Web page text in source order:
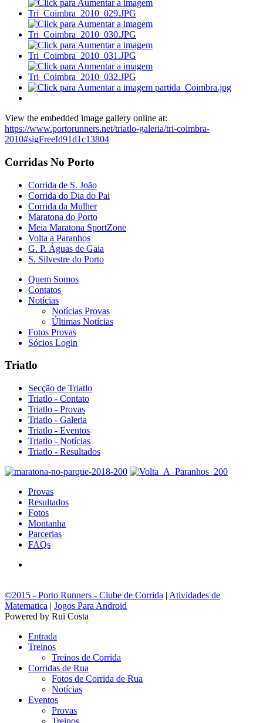
View the embedded image gallery online at:
https://www.portorunners.net/triatlo-galeria/tri-coimbra-
2010#sigFreeId91d1c13804
Corridas No Porto
Corrida de S. João
Corrida do Dia do Pai
Corrida da Mulher
Maratona do Porto
Meia Maratona SportZone
Volta a Paranhos
G. P. Águas de Gaia
S. Silvestre do Porto
Quem Somos
Contatos
Notícias
Notícias Provas
Últimas Notícias
Fotos Provas
Sócios Login
Triatlo
Secção de Triatlo
Triatlo - Contato
Triatlo - Provas
Triatlo - Galeria
Triatlo - Eventos
Triatlo - Notícias
Triatlo - Resultados
Provas
Resultados
Fotos
Montanha
Parcerias
FAQs
©2015 - Porto Runners - Clube de Corrida | Atividades de
Matematica | Jogos Para Android
Powered by Rui Costa
Entrada
Treinos
Treinos de Corrida
Corridas de Rua
Fotos de Corrida de Rua
Notícias
Eventos
Provas